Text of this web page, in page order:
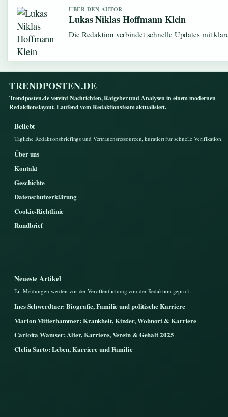
UBER DEN AUTOR
Lukas Niklas Hoffmann Klein
Die Redaktion verbindet schnelle Updates mit
TRENDPOSTEN.DE
Trendposten.de vereint Nachrichten, Ratgeber und Analysen in einem modernen
Redaktionslayout. Laufend vom Redaktionsteam aktualisiert.
Beliebt
Tagliche Redaktionsbriefings und Vertrauensressourcen, kuratiert fur schnelle Verifikation.
Über uns
Kontakt
Geschichte
Datenschutzerklärung
Cookie-Richtlinie
Rundbrief
Neueste Artikel
Eil-Meldungen werden vor der Veroffentlichung von der Redaktion gepruft.
Ines Schwerdtner: Biografie, Familie und politische Karriere
Marion Mitterhammer: Krankheit, Kinder, Wohnort & Karriere
Carlotta Wamser: Alter, Karriere, Verein & Gehalt 2025
Clelia Sarto: Leben, Karriere und Familie